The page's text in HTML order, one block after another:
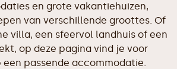
en grote vakantiehuizen,
van verschillende groottes. Of
villa, een sfeervol landhuis of een
op deze pagina vind je voor
een passende accommodatie.